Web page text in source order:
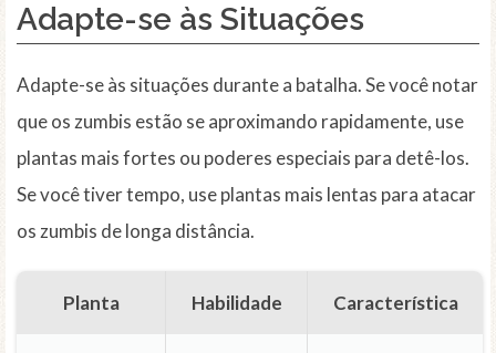
Adapte-se às Situações
Adapte-se às situações durante a batalha. Se você notar
que os zumbis estão se aproximando rapidamente, use
plantas mais fortes ou poderes especiais para detê-los.
Se você tiver tempo, use plantas mais lentas para atacar
os zumbis de longa distância.
Planta Habilidade Característica